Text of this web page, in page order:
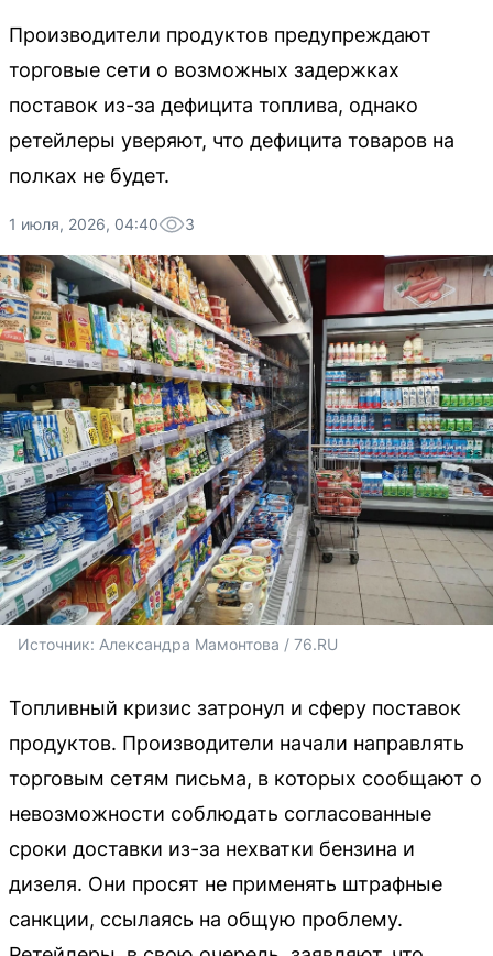
Производители продуктов предупреждают
торговые сети о возможных задержках
поставок из-за дефицита топлива, однако
ретейлеры уверяют, что дефицита товаров на
полках не будет.
1 июля, 2026, 04:40 3
Источник: Александра Мамонтова / 76.RU
Топливный кризис затронул и сферу поставок
продуктов. Производители начали направлять
торговым сетям письма, в которых сообщают о
невозможности соблюдать согласованные
сроки доставки из-за нехватки бензина и
дизеля. Они просят не применять штрафные
санкции, ссылаясь на общую проблему.